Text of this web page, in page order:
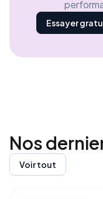
Essayer
Nos
Voir tout